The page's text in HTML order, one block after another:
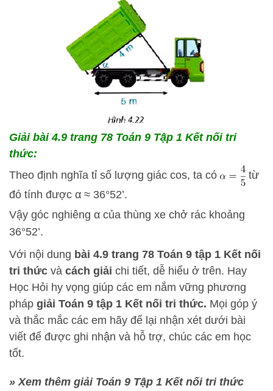
Giải bài 4.9 trang 78 Toán 9 Tập 1 Kết nối tri
thức:
Theo định nghĩa tỉ số lượng giác cos, ta có
từ
đó tính được α ≈ 36°52’.
Vậy góc nghiêng α của thùng xe chở rác khoảng
36°52’.
Với nội dung bài 4.9 trang 78 Toán 9 tập 1 Kết nối
tri thức và cách giải chi tiết, dễ hiểu ở trên. Hay
Học Hỏi hy vọng giúp các em nắm vững phương
pháp giải Toán 9 tập 1 Kết nối tri thức. Mọi góp ý
và thắc mắc các em hãy để lại nhận xét dưới bài
viết để được ghi nhận và hỗ trợ, chúc các em học
tốt.
» Xem thêm giải Toán 9 Tập 1 Kết nối tri thức